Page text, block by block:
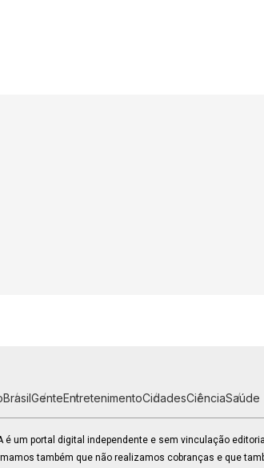
BrasilGenteEntretenimentoCidadesCiênciaSaúde
é um portal digital independente e sem vinculação
também que não realizamos cobranças e que